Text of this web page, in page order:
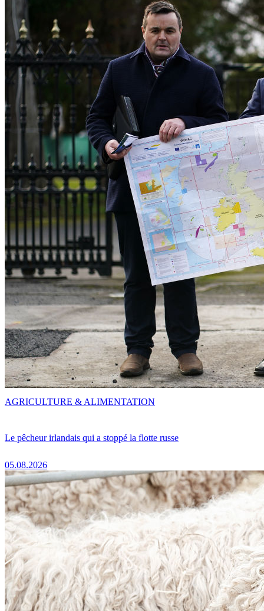
Le pêcheur irlandais qui a stoppé la flotte russe
05.08.2026
AGRICULTURE & ALIMENTATION